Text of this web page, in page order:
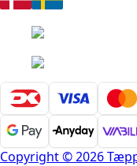
Copyright © 2026